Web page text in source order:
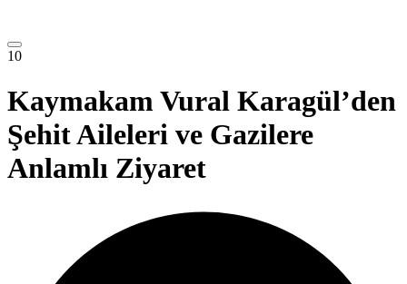
10
Kaymakam Vural Karagül’den
Şehit Aileleri ve Gazilere
Anlamlı Ziyaret